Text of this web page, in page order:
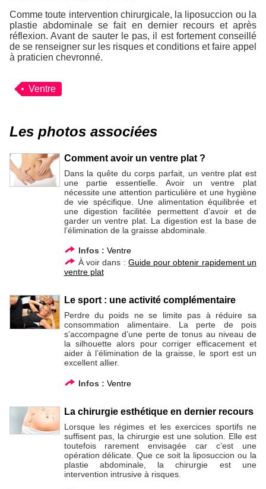
Comme toute intervention chirurgicale, la liposuccion ou la
plastie abdominale se fait en dernier recours et après
réflexion. Avant de sauter le pas, il est fortement conseillé
de se renseigner sur les risques et conditions et faire appel
à praticien chevronné.
Ventre
Les photos associées
Comment avoir un ventre plat ?
Dans la quête du corps parfait, un ventre plat est
une partie essentielle. Avoir un ventre plat
nécessite une attention particulière et une hygiène
de vie spécifique. Une alimentation équilibrée et
une digestion facilitée permettent d’avoir et de
garder un ventre plat. La digestion est la base de
l’élimination de la graisse abdominale.
Infos : Ventre
À voir dans : Guide pour obtenir rapidement un
ventre plat
Le sport : une activité complémentaire
Perdre du poids ne se limite pas à réduire sa
consommation alimentaire. La perte de pois
s’accompagne d’une perte de tonus au niveau de
la silhouette alors pour corriger efficacement et
aider à l’élimination de la graisse, le sport est un
excellent allier.
Infos : Ventre
La chirurgie esthétique en dernier recours
Lorsque les régimes et les exercices sportifs ne
suffisent pas, la chirurgie est une solution. Elle est
toutefois rarement envisagée car c’est une
opération délicate. Que ce soit la liposuccion ou la
plastie abdominale, la chirurgie est une
intervention intrusive à risques.